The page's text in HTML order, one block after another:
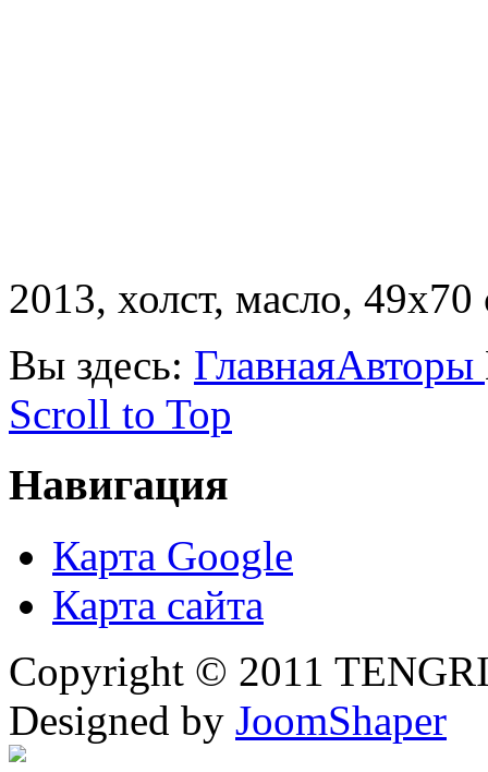
2013, холст, масло, 49х70
Вы здесь: ГлавнаяАвторы
Scroll to Top
Навигация
Карта Google
Карта сайта
Copyright © 2011
Designed by JoomShaper